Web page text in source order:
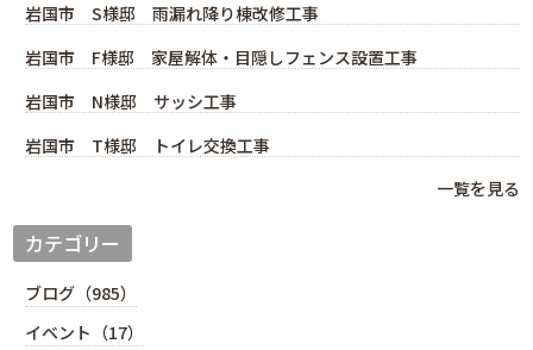
岩国市 S様邸 雨漏れ降り棟改修工事
岩国市 F様邸 家屋解体・目隠しフェンス設置工事
岩国市 N様邸 サッシ工事
岩国市 T様邸 トイレ交換工事
一覧を見る
カテゴリー
ブログ（985）
イベント（17）